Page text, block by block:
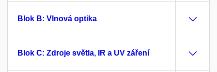
Blok B: Vlnová optika
Blok C: Zdroje světla, IR a UV záření